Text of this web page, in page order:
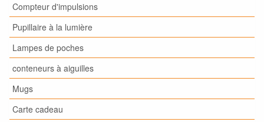
Compteur d'impulsions
Pupillaire à la lumière
Lampes de poches
conteneurs à aiguilles
Mugs
Carte cadeau